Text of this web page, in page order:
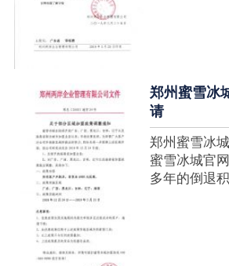
郑州蜜雪冰
请
郑州蜜雪冰
蜜雪冰城官
多年的倒退